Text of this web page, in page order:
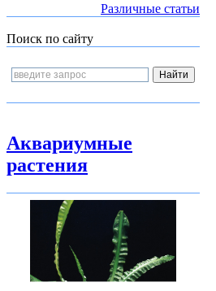
Различные статьи
Поиск по сайту
Аквариумные
растения